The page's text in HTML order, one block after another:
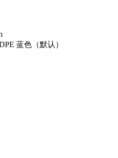
蓝色（默认）